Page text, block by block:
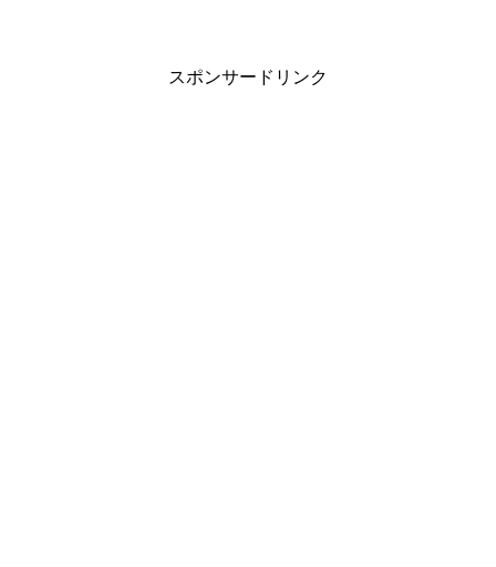
スポンサードリンク